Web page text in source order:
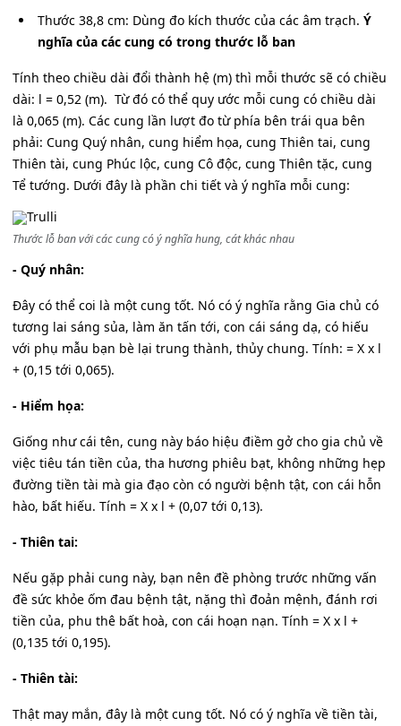
Thước 38,8 cm: Dùng đo kích thước của các âm trạch. Ý
nghĩa của các cung có trong thước lỗ ban
Tính theo chiều dài đổi thành hệ (m) thì mỗi thước sẽ có chiều
dài: l = 0,52 (m). Từ đó có thể quy ước mỗi cung có chiều dài
là 0,065 (m). Các cung lần lượt đo từ phía bên trái qua bên
phải: Cung Quý nhân, cung hiểm họa, cung Thiên tai, cung
Thiên tài, cung Phúc lộc, cung Cô độc, cung Thiên tặc, cung
Tể tướng. Dưới đây là phần chi tiết và ý nghĩa mỗi cung:
Thước lỗ ban với các cung có ý nghĩa hung, cát khác nhau
- Quý nhân:
Đây có thể coi là một cung tốt. Nó có ý nghĩa rằng Gia chủ có
tương lai sáng sủa, làm ăn tấn tới, con cái sáng dạ, có hiếu
với phụ mẫu bạn bè lại trung thành, thủy chung. Tính: = X x l
+ (0,15 tới 0,065).
- Hiểm họa:
Giống như cái tên, cung này báo hiệu điềm gở cho gia chủ về
việc tiêu tán tiền của, tha hương phiêu bạt, không những hẹp
đường tiền tài mà gia đạo còn có người bệnh tật, con cái hỗn
hào, bất hiếu. Tính = X x l + (0,07 tới 0,13).
- Thiên tai:
Nếu gặp phải cung này, bạn nên đề phòng trước những vấn
đề sức khỏe ốm đau bệnh tật, nặng thì đoản mệnh, đánh rơi
tiền của, phu thê bất hoà, con cái hoạn nạn. Tính = X x l +
(0,135 tới 0,195).
- Thiên tài:
Thật may mắn, đây là một cung tốt. Nó có ý nghĩa về tiền tài,